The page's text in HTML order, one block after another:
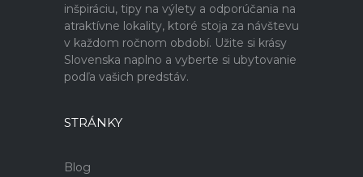
inšpiráciu, tipy na výlety a odporúčania na
atraktívne lokality, ktoré stoja za návštevu
v každom ročnom období. Užite si krásy
Slovenska naplno a vyberte si ubytovanie
podľa vašich predstáv.
STRÁNKY
Blog